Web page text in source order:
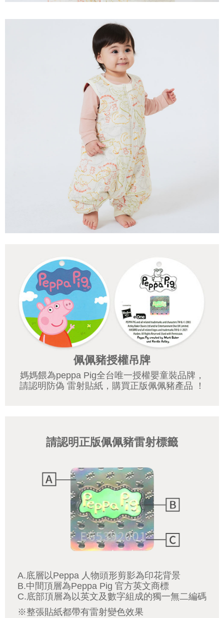
佩佩豬授權吊牌
媽媽餵為peppa Pig全台唯一授權嬰童裝品牌，
請認明防偽 雷射貼紙，購買正版佩佩豬產品 ！
請認明正版佩佩豬雷射標籤
A.底層以Peppa 人物頭形剪影為印花背景
B.中間頂層為Peppa Pig 官方英文商標
C.底部頂層為以英文及數字組成的獨一無二編碼
※整張貼紙都帶有雷射變色效果